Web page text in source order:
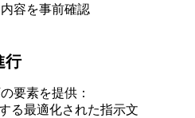
容を事前確認
行
要素を提供：
る最適化された指示文